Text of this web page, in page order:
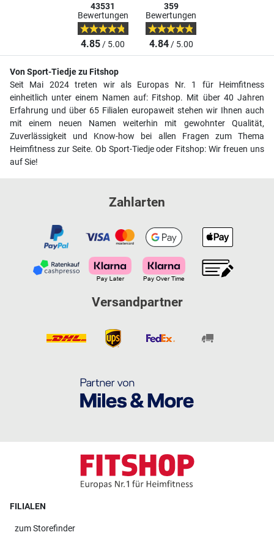
43531
Bewertungen
4.85/ 5.00
359
Bewertungen
4.84/ 5.00
Von Sport-Tiedje zu Fitshop
Seit Mai 2024 treten wir als Europas Nr. 1 für Heimfitness
einheitlich unter einem Namen auf: Fitshop. Mit über 40 Jahren
Erfahrung und über 65 Filialen europaweit stehen wir Ihnen auch
mit einem neuen Namen weiterhin mit gewohnter Qualität,
Zuverlässigkeit und Know-how bei allen Fragen zum Thema
Heimfitness zur Seite. Ob Sport-Tiedje oder Fitshop: Wir freuen uns
auf Sie!
Zahlarten
Versandpartner
FILIALEN
zumStorefinder